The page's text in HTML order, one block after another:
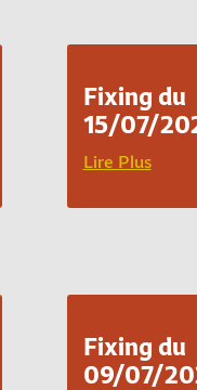
Fixing du
15/07/
Lire Plus
Fixing du
09/07/